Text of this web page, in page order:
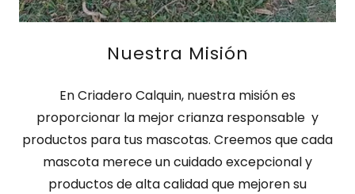
Nuestra Misión
En Criadero Calquin, nuestra misión es
proporcionar la mejor crianza responsable y
productos para tus mascotas. Creemos que cada
mascota merece un cuidado excepcional y
productos de alta calidad que mejoren su